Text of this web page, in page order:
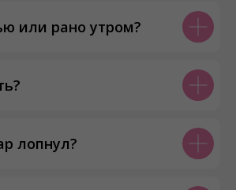
или рано утром?
лопнул?